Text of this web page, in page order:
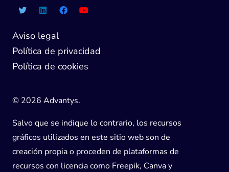
Aviso legal
Política de privacidad
Política de cookies
© 2026 Advantys.
Salvo que se indique lo contrario, los recursos
gráficos utilizados en este sitio web son de
creación propia o proceden de plataformas de
recursos con licencia como Freepik, Canva y